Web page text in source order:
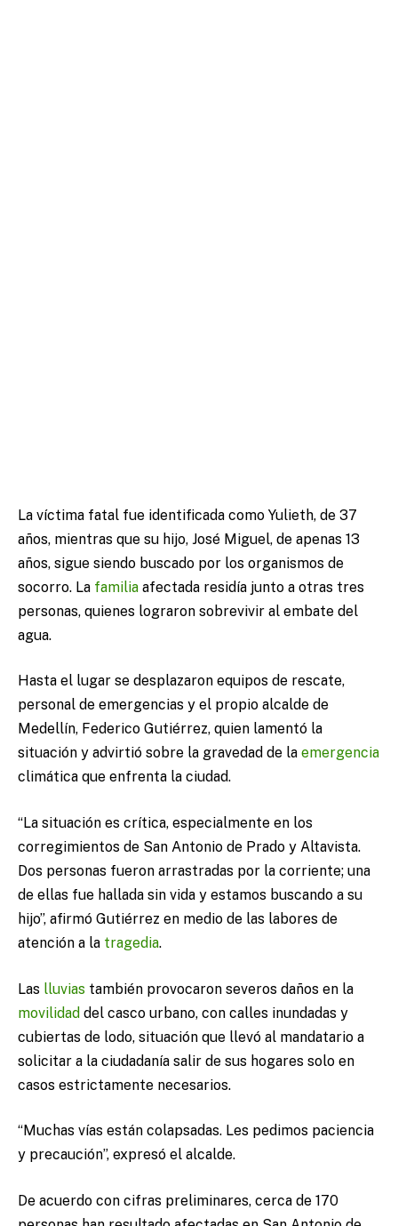
La víctima fatal fue identificada como Yulieth, de 37
años, mientras que su hijo, José Miguel, de apenas 13
años, sigue siendo buscado por los organismos de
socorro. La familia afectada residía junto a otras tres
personas, quienes lograron sobrevivir al embate del
agua.
Hasta el lugar se desplazaron equipos de rescate,
personal de emergencias y el propio alcalde de
Medellín, Federico Gutiérrez, quien lamentó la
situación y advirtió sobre la gravedad de la emergencia
climática que enfrenta la ciudad.
“La situación es crítica, especialmente en los
corregimientos de San Antonio de Prado y Altavista.
Dos personas fueron arrastradas por la corriente; una
de ellas fue hallada sin vida y estamos buscando a su
hijo”, afirmó Gutiérrez en medio de las labores de
atención a la tragedia.
Las lluvias también provocaron severos daños en la
movilidad del casco urbano, con calles inundadas y
cubiertas de lodo, situación que llevó al mandatario a
solicitar a la ciudadanía salir de sus hogares solo en
casos estrictamente necesarios.
“Muchas vías están colapsadas. Les pedimos paciencia
y precaución”, expresó el alcalde.
De acuerdo con cifras preliminares, cerca de 170